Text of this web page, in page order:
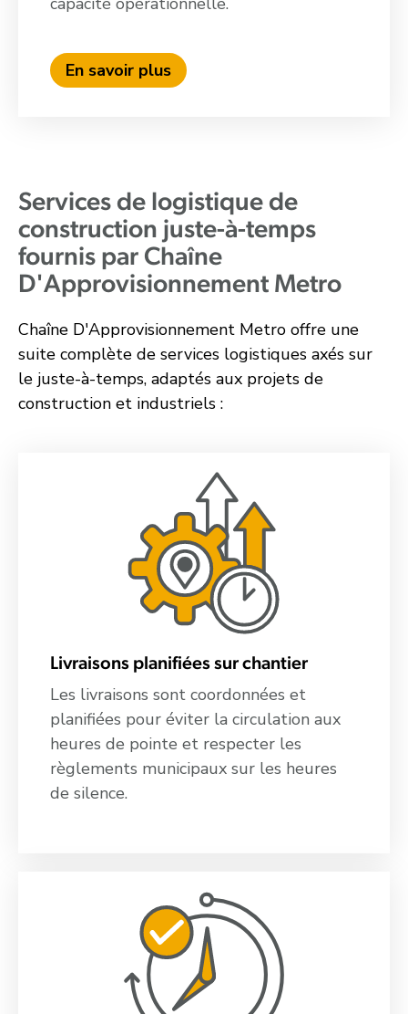
En savoir plus
Services de logistique de
construction juste-à-temps
fournis par Chaîne
D'Approvisionnement Metro
Chaîne D'Approvisionnement Metro offre une
suite complète de services logistiques axés sur
le juste-à-temps, adaptés aux projets de
construction et industriels :
Livraisons planifiées sur chantier
Les livraisons sont coordonnées et
planifiées pour éviter la circulation aux
heures de pointe et respecter les
règlements municipaux sur les heures
de silence.